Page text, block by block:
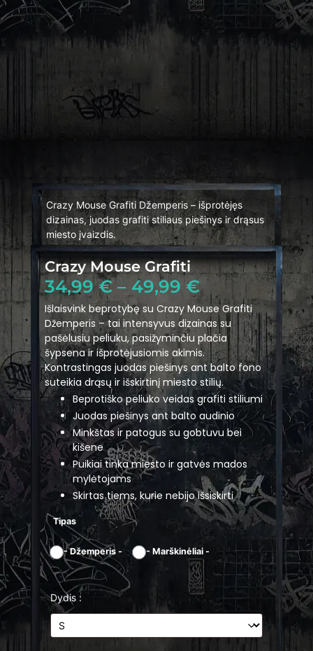
Crazy Mouse Grafiti Džemperis – išprotėjęs
dizainas, juodas grafiti stiliaus piešinys ir drąsus
miesto įvaizdis.
Crazy Mouse Grafiti
34,99€ – 49,99 €
Išlaisvink beprotybę su Crazy Mouse Grafiti
Džemperis – tai intensyvus dizainas su
pašėlusiu peliuku, pasižyminčiu plačia
šypsena ir išprotėjusiomis akimis.
Kontrastingas juodas piešinys ant balto fono
suteikia drąsų ir išskirtinį miesto stilių.
Beprotiško peliuko veidas grafiti stiliumi
Juodas piešinys ant balto audinio
Minkštas ir patogus su gobtuvu bei
kišene
Puikiai tinka miesto ir gatvės mados
mylėtojams
Skirtas tiems, kurie nebijo išsiskirti
Tipas
-Džemperis - - Marškinėliai -
Dydis :